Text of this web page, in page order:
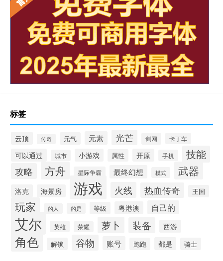
标签
云顶 传奇 元气 元素 光芒 剑网 卡丁车
可以通过 城市 小游戏 属性 开原 手机 技能
攻略 方舟 星际争霸 最终幻想 模式 武器
洛克 海景房 游戏 火线 热血传奇 王国
玩家 的人 的是 等级 粤港澳 自己的
艾尔 英雄 荣耀 萝卜 装备 西游
角色 解锁 谷物 账号 跑跑 都是 骑士